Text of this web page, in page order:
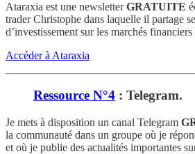
Ataraxia est une newsletterGRATUITE
trader Christophe dans laquelle il partage
d’investissement sur les marchés
Accéder à Ataraxia
Ressource N°4 : Telegram.
Je mets à disposition un canal Telegram
la communauté dans un groupe où je
et où je publie des actualités importantes